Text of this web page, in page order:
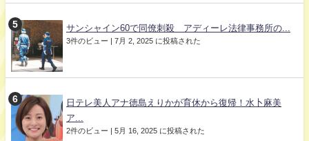
サンシャイン60で同僚刺殺 アディーレ法律事務所の...
3件のビュー | 7月 2, 2025 に投稿された
日テレ美人アナ徳島えりかが育休から復帰！水卜麻美
ア...
2件のビュー | 5月 16, 2025 に投稿された